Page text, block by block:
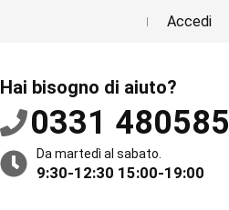
Accedi
Hai bisogno di aiuto?
0331 480585
Da martedì al sabato.
9:30-12:30 15:00-19:00